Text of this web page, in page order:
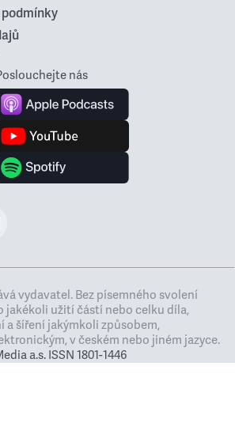
nás
vydavatel. Bez písemného svolení
jakékoli užití částí nebo celku díla,
a šíření jakýmkoli způsobem,
v českém nebo jiném jazyce.
a.s. ISSN 1801-1446